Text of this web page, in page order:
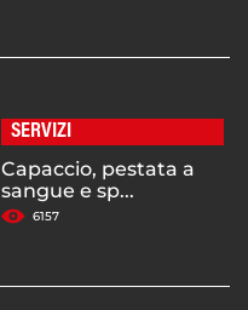
SERVIZI
Capaccio, pestata a
sangue e sp...
6157